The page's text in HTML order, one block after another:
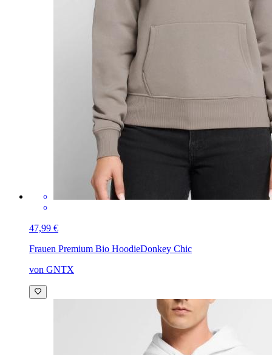
47,99 €
Frauen Premium Bio HoodieDonkey Chic
von GNTX